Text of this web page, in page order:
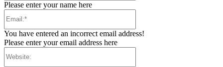
Please enter your name here
You have entered an incorrect email address!
Please enter your email address here